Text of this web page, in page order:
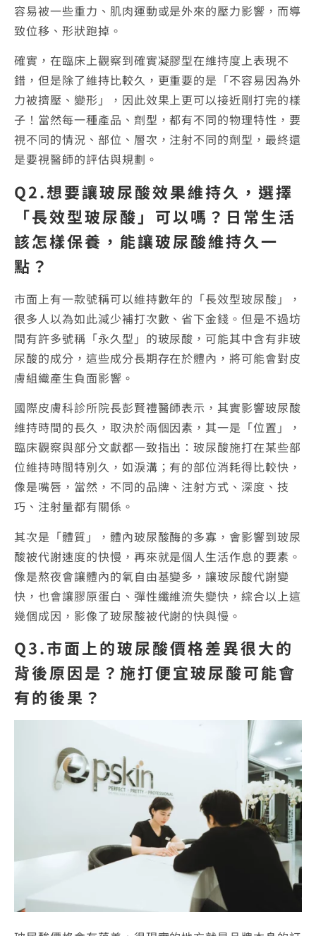
容易被一些重力、肌肉運動或是外來的壓力影響，而導
致位移、形狀跑掉。
確實，在臨床上觀察到確實凝膠型在維持度上表現不
錯，但是除了維持比較久，更重要的是「不容易因為外
力被擠壓、變形」，因此效果上更可以接近剛打完的樣
子！當然每一種產品、劑型，都有不同的物理特性，要
視不同的情況、部位、層次，注射不同的劑型，最終還
是要視醫師的評估與規劃。
Q2.想要讓玻尿酸效果維持久，選擇
「長效型玻尿酸」可以嗎？日常生活
該怎樣保養，能讓玻尿酸維持久一
點？
市面上有一款號稱可以維持數年的「長效型玻尿酸」，
很多人以為如此減少補打次數、省下金錢。但是不過坊
間有許多號稱「永久型」的玻尿酸，可能其中含有非玻
尿酸的成分，這些成分長期存在於體內，將可能會對皮
膚組織產生負面影響。
國際皮膚科診所院長彭賢禮醫師表示，其實影響玻尿酸
維持時間的長久，取決於兩個因素，其一是「位置」，
臨床觀察與部分文獻都一致指出：玻尿酸施打在某些部
位維持時間特別久，如淚溝；有的部位消耗得比較快，
像是嘴唇，當然，不同的品牌、注射方式、深度、技
巧、注射量都有關係。
其次是「體質」，體內玻尿酸酶的多寡，會影響到玻尿
酸被代謝速度的快慢，再來就是個人生活作息的要素。
像是熬夜會讓體內的氧自由基變多，讓玻尿酸代謝變
快，也會讓膠原蛋白、彈性纖維流失變快，綜合以上這
幾個成因，影像了玻尿酸被代謝的快與慢。
Q3.市面上的玻尿酸價格差異很大的
背後原因是？施打便宜玻尿酸可能會
有的後果？